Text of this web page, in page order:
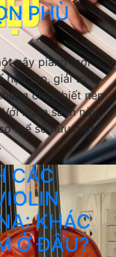
PHÙ
cây piano mới
học tập, giải trí
chưa biết nên
ngân sách này,
thể sở hữu một
CÁC
KHÁC
Ở ĐÂU?